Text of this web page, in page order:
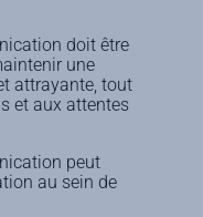
doit être
une
attrayante, tout
et aux attentes
peut
au sein de